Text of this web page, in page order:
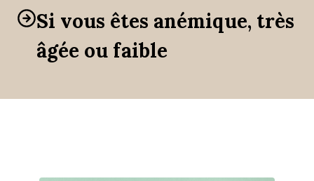
Si vous êtes anémique, très
âgée ou faible